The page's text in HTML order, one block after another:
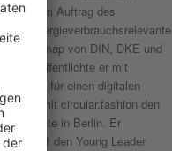
im Auftrag des
energieverbrauchsrelevante
von DIN, DKE und
veröffentlichte er mit
für einen digitalen
er mit circular.fashion den
er heute in Berlin. Er
2011 den Young Leader